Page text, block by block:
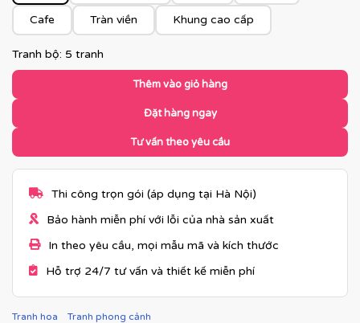
Cafe Tràn viền Khung cao cấp
Tranh bộ: 5 tranh
Thêm vào giỏ hàng
Đặt hàng ngay
Tư vấn theo yêu cầu
Thi công trọn gói (áp dụng tại Hà Nội)
Bảo hành miễn phí với lỗi của nhà sản xuất
In theo yêu cầu, mọi mẫu mã và kích thước
Hỗ trợ 24/7 tư vấn và thiết kế miễn phí
Tranh hoa Tranh phong cảnh